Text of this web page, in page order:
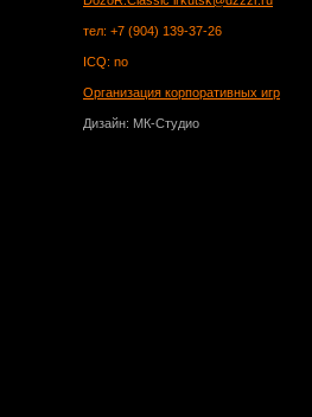
тел: +7 (904) 139-37-26
ICQ: no
Организация корпоративных игр
Дизайн: МК-Студио